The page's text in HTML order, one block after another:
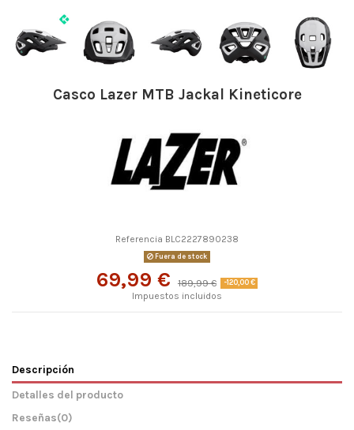
Casco Lazer MTB Jackal Kineticore
Referencia BLC2227890238
Fuera de stock
69,99 € 189,99 € -120,00 €
Impuestos incluidos
Descripción
Detalles del producto
Reseñas(0)